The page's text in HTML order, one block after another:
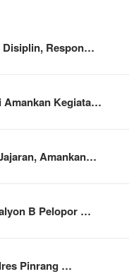
Disiplin, Respon…
Amankan Kegiata…
Amankan…
B Pelopor …
Pinrang …